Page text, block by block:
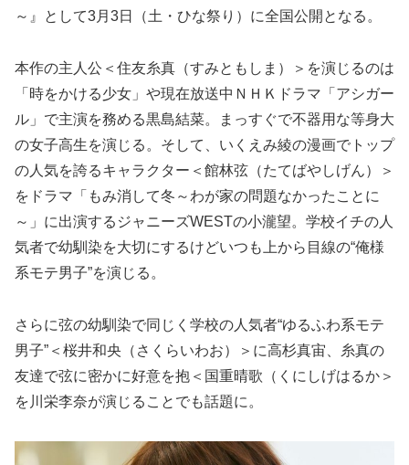
～』として3月3日（土・ひな祭り）に全国公開となる。
本作の主人公＜住友糸真（すみともしま）＞を演じるのは
「時をかける少女」や現在放送中ＮＨＫドラマ「アシガー
ル」で主演を務める黒島結菜。まっすぐで不器用な等身大
の女子高生を演じる。そして、いくえみ綾の漫画でトップ
の人気を誇るキャラクター＜館林弦（たてばやしげん）＞
をドラマ「もみ消して冬～わが家の問題なかったことに
～」に出演するジャニーズWESTの小瀧望。学校イチの人
気者で幼馴染を大切にするけどいつも上から目線の“俺様
系モテ男子”を演じる。
さらに弦の幼馴染で同じく学校の人気者“ゆるふわ系モテ
男子”＜桜井和央（さくらいわお）＞に高杉真宙、糸真の
友達で弦に密かに好意を抱＜国重晴歌（くにしげはるか＞
を川栄李奈が演じることでも話題に。